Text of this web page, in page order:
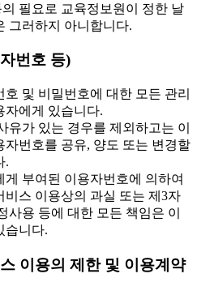
필요로 교육정보원이 정한 날
그러하지 아니합니다.
번호 등)
및 비밀번호에 대한 모든 관리
자에게 있습니다.
가 있는 경우를 제외하고는 이
자번호를 공유, 양도 또는 변경할
.
부여된 이용자번호에 의하여
비스 이용상의 과실 또는 제3자
사용 등에 대한 모든 책임은 이
습니다.
이용의 제한 및 이용계약